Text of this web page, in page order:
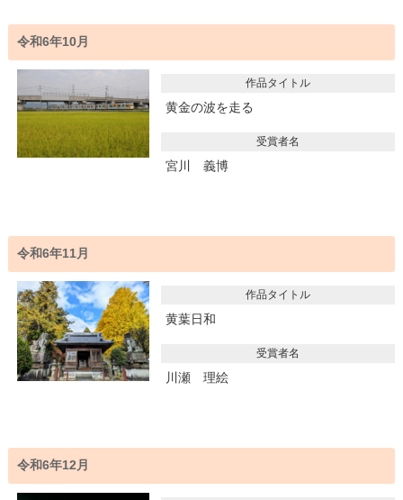
令和6年10月
作品タイトル
黄金の波を走る
受賞者名
宮川 義博
令和6年11月
作品タイトル
黄葉日和
受賞者名
川瀬 理絵
令和6年12月